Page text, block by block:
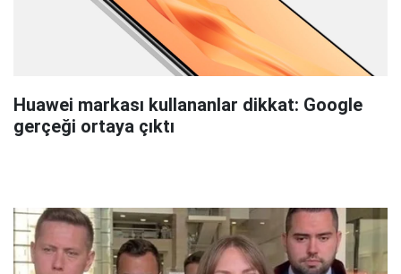
Huawei markası kullananlar dikkat: Google
gerçeği ortaya çıktı